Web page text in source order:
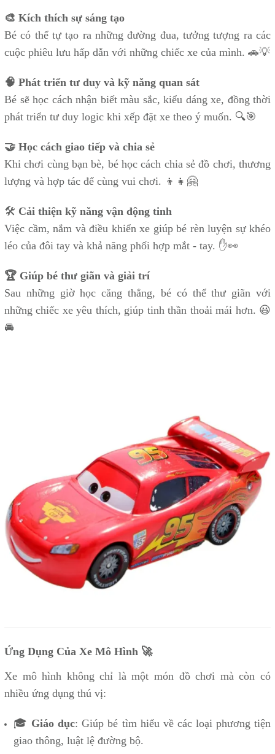
🎨 Kích thích sự sáng tạo
Bé có thể tự tạo ra những đường đua, tưởng tượng ra các
cuộc phiêu lưu hấp dẫn với những chiếc xe của mình. 🚗💡
🧠 Phát triển tư duy và kỹ năng quan sát
Bé sẽ học cách nhận biết màu sắc, kiểu dáng xe, đồng thời
phát triển tư duy logic khi xếp đặt xe theo ý muốn. 🔍🎯
🤝 Học cách giao tiếp và chia sẻ
Khi chơi cùng bạn bè, bé học cách chia sẻ đồ chơi, thương
lượng và hợp tác để cùng vui chơi. 👦👧🤗
🛠 Cải thiện kỹ năng vận động tinh
Việc cầm, nắm và điều khiển xe giúp bé rèn luyện sự khéo
léo của đôi tay và khả năng phối hợp mắt - tay. ✋👀
🏆 Giúp bé thư giãn và giải trí
Sau những giờ học căng thẳng, bé có thể thư giãn với
những chiếc xe yêu thích, giúp tinh thần thoải mái hơn. 😃
🚘
Ứng Dụng Của Xe Mô Hình 🚀
Xe mô hình không chỉ là một món đồ chơi mà còn có
nhiều ứng dụng thú vị:
🎓 Giáo dục: Giúp bé tìm hiểu về các loại phương tiện
giao thông, luật lệ đường bộ.